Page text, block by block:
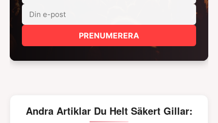
PRENUMERERA
Andra Artiklar Du Helt Säkert Gillar: